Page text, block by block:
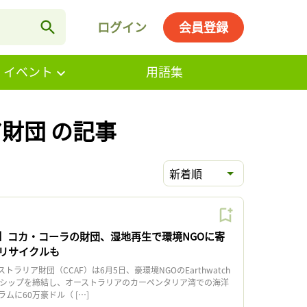
ログイン 会員登録
ベント 用語集
団 の記事
新着順
コカ・コーラの財団、湿地再生で環境NGOに寄
サイクルも
ラリア財団（CCAF）は6月5日、豪環境NGOのEarthwatch
ップを締結し、オーストラリアのカーペンタリア湾での海洋
ムに60万豪ドル（ […]